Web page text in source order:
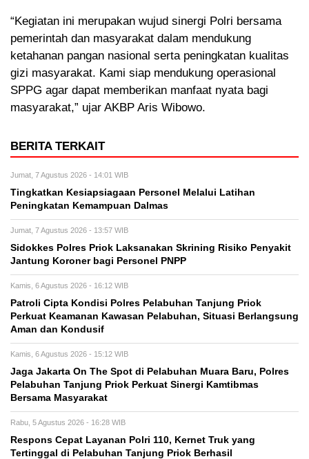
“Kegiatan ini merupakan wujud sinergi Polri bersama
pemerintah dan masyarakat dalam mendukung
ketahanan pangan nasional serta peningkatan kualitas
gizi masyarakat. Kami siap mendukung operasional
SPPG agar dapat memberikan manfaat nyata bagi
masyarakat,” ujar AKBP Aris Wibowo.
BERITA TERKAIT
Jumat, 7 Agustus 2026 - 14:01 WIB
Tingkatkan Kesiapsiagaan Personel Melalui Latihan
Peningkatan Kemampuan Dalmas
Jumat, 7 Agustus 2026 - 13:57 WIB
Sidokkes Polres Priok Laksanakan Skrining Risiko Penyakit
Jantung Koroner bagi Personel PNPP
Kamis, 6 Agustus 2026 - 16:12 WIB
Patroli Cipta Kondisi Polres Pelabuhan Tanjung Priok
Perkuat Keamanan Kawasan Pelabuhan, Situasi Berlangsung
Aman dan Kondusif
Kamis, 6 Agustus 2026 - 15:12 WIB
Jaga Jakarta On The Spot di Pelabuhan Muara Baru, Polres
Pelabuhan Tanjung Priok Perkuat Sinergi Kamtibmas
Bersama Masyarakat
Rabu, 5 Agustus 2026 - 16:28 WIB
Respons Cepat Layanan Polri 110, Kernet Truk yang
Tertinggal di Pelabuhan Tanjung Priok Berhasil